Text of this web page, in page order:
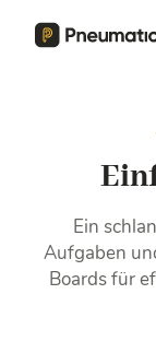
Ein
Aufgaben
Boards für